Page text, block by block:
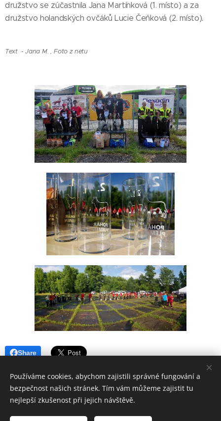
družstvo se zúčastnila Jana Martínková (1. místo) a za
družstvo holandských ovčáků Lucie Čeňková (2. místo).
Text - Jana M. , Foto z netu
Share
Aktualizováno 6.7.2026
Používáme cookies, abychom zajistili správné fungování a
bezpečnost našich stránek. Tím vám můžeme zajistit tu
nejlepší zkušenost při jejich návštěvě.